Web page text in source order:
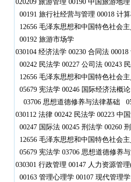
020209 旅游管理 00190 中国旅游地
00191 旅行社经营与管理 00018 计
12656 毛泽东思想和中国特色社会
00192 旅游市场学
030104 经济法学 00230 合同法
00242 民法学 00227 公司法 00243
12656 毛泽东思想和中国特色社会
05679 宪法学 00246 国际经济法概
03706 思想道德修养与法律基础
030112 法律 00242 民法学 00223 中
00247 国际法 00245 刑法学 00260
12656 毛泽东思想和中国特色社会
05679 宪法学 03706 思想道德修养
030301 行政管理 00147 人力资源管
00163 管理心理学 00107 现代管理